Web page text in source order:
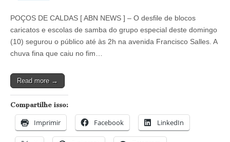
Caldas:
Desfile
Escolas
POÇOS DE CALDAS [ ABN NEWS ] – O desfile de blocos
caricatos e escolas de samba do grupo especial deste domingo
(10) segurou o público até às 2h na avenida Francisco Salles. A
chuva fina que caiu no fim…
Read more →
Compartilhe isso:
Imprimir Facebook LinkedIn